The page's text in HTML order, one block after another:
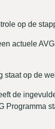
op de
actuele
staat op de
de
Programma